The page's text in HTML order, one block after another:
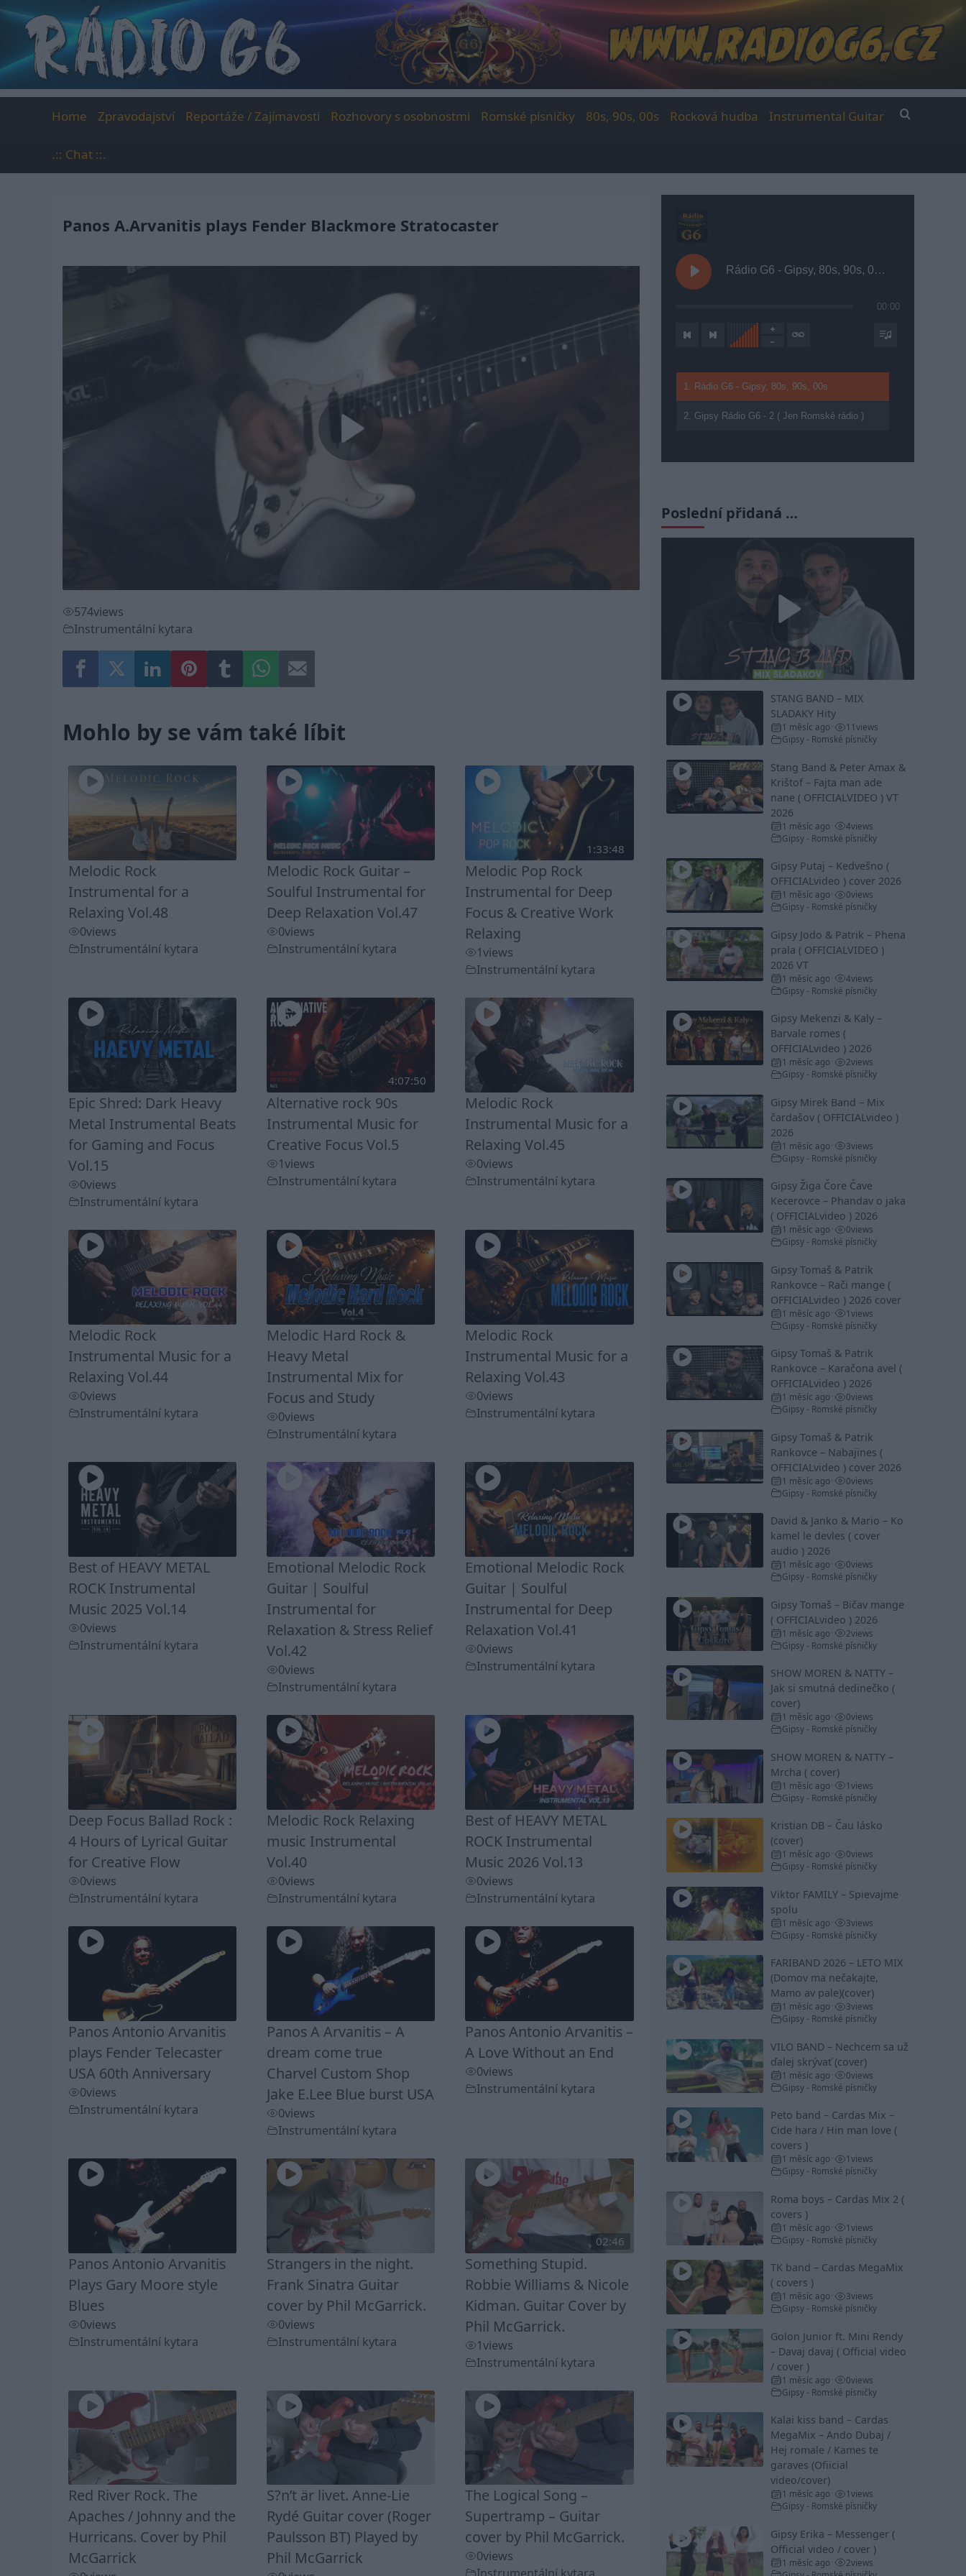
content
Home Zpravodajství Reportáže / Zajímavosti Rozhovory s osobnostmi Romské písničky 80s, 90s, 00s Rocková hudba Instrumental Guitar
.:: Chat ::.
Panos A.Arvanitis plays Fender Blackmore Stratocaster
Play
Video
574views
Instrumentální kytara
Mohlo by se vám také líbit
Melodic Rock
Instrumental for a
Relaxing Vol.48
0views
Instrumentální kytara
Melodic Rock Guitar –
Soulful Instrumental for
Deep Relaxation Vol.47
0views
Instrumentální kytara
1:33:48
Melodic Pop Rock
Instrumental for Deep
Focus & Creative Work
Relaxing
1views
Instrumentální kytara
Epic Shred: Dark Heavy
Metal Instrumental Beats
for Gaming and Focus
Vol.15
0views
Instrumentální kytara
4:07:50
Alternative rock 90s
Instrumental Music for
Creative Focus Vol.5
1views
Instrumentální kytara
Melodic Rock
Instrumental Music for a
Relaxing Vol.45
0views
Instrumentální kytara
Melodic Rock
Instrumental Music for a
Relaxing Vol.44
0views
Instrumentální kytara
Melodic Hard Rock &
Heavy Metal
Instrumental Mix for
Focus and Study
0views
Instrumentální kytara
Melodic Rock
Instrumental Music for a
Relaxing Vol.43
0views
Instrumentální kytara
Best of HEAVY METAL
ROCK Instrumental
Music 2025 Vol.14
0views
Instrumentální kytara
Emotional Melodic Rock
Guitar | Soulful
Instrumental for
Relaxation & Stress Relief
Vol.42
0views
Instrumentální kytara
Emotional Melodic Rock
Guitar | Soulful
Instrumental for Deep
Relaxation Vol.41
0views
Instrumentální kytara
Deep Focus Ballad Rock :
4 Hours of Lyrical Guitar
for Creative Flow
0views
Instrumentální kytara
Melodic Rock Relaxing
music Instrumental
Vol.40
0views
Instrumentální kytara
Best of HEAVY METAL
ROCK Instrumental
Music 2026 Vol.13
0views
Instrumentální kytara
Panos Antonio Arvanitis
plays Fender Telecaster
USA 60th Anniversary
0views
Instrumentální kytara
Panos A Arvanitis – A
dream come true
Charvel Custom Shop
Jake E.Lee Blue burst USA
0views
Instrumentální kytara
Panos Antonio Arvanitis –
A Love Without an End
0views
Instrumentální kytara
Panos Antonio Arvanitis
Plays Gary Moore style
Blues
0views
Instrumentální kytara
Strangers in the night.
Frank Sinatra Guitar
cover by Phil McGarrick.
0views
Instrumentální kytara
02:46
Something Stupid.
Robbie Williams & Nicole
Kidman. Guitar Cover by
Phil McGarrick.
1views
Instrumentální kytara
Red River Rock. The
Apaches / Johnny and the
Hurricans. Cover by Phil
McGarrick
S?n’t är livet. Anne-Lie
Rydé Guitar cover (Roger
Paulsson BT) Played by
Phil McGarrick
The Logical Song –
Supertramp – Guitar
cover by Phil McGarrick.
0views
Rádio G6 - Gipsy, 80s, 90s, 00s
00:00
1. Rádio G6 - Gipsy, 80s, 90s, 00s
2. Gipsy Rádio G6 - 2 ( Jen Romské rádio )
Poslední přidaná …
Play
Video
STANG BAND – MIX
SLADAKY Hity
1 měsíc ago 11views
Gipsy - Romské písničky
Stang Band & Peter Amax &
Krištof – Fajta man ade
nane ( OFFICIALVIDEO ) VT
2026
1 měsíc ago 4views
Gipsy - Romské písničky
Gipsy Putaj – Kedvešno (
OFFICIALvideo ) cover 2026
1 měsíc ago 0views
Gipsy - Romské písničky
Gipsy Jodo & Patrik – Phena
prala ( OFFICIALVIDEO )
2026 VT
1 měsíc ago 4views
Gipsy - Romské písničky
Gipsy Mekenzi & Kaly –
Barvale romes (
OFFICIALvideo ) 2026
1 měsíc ago 2views
Gipsy - Romské písničky
Gipsy Mirek Band – Mix
čardašov ( OFFICIALvideo )
2026
1 měsíc ago 3views
Gipsy - Romské písničky
Gipsy Žiga Čore Čave
Kecerovce – Phandav o jaka
( OFFICIALvideo ) 2026
1 měsíc ago 0views
Gipsy - Romské písničky
Gipsy Tomaš & Patrik
Rankovce – Rači mange (
OFFICIALvideo ) 2026 cover
1 měsíc ago 1views
Gipsy - Romské písničky
Gipsy Tomaš & Patrik
Rankovce – Karačona avel (
OFFICIALvideo ) 2026
1 měsíc ago 0views
Gipsy - Romské písničky
Gipsy Tomaš & Patrik
Rankovce – Nabajines (
OFFICIALvideo ) cover 2026
1 měsíc ago 0views
Gipsy - Romské písničky
David & Janko & Mario – Ko
kamel le devles ( cover
audio ) 2026
1 měsíc ago 0views
Gipsy - Romské písničky
Gipsy Tomaš – Bičav mange
( OFFICIALvideo ) 2026
1 měsíc ago 2views
Gipsy - Romské písničky
SHOW MOREN & NATTY –
Jak si smutná dedinečko (
cover)
1 měsíc ago 0views
Gipsy - Romské písničky
SHOW MOREN & NATTY –
Mrcha ( cover)
1 měsíc ago 1views
Gipsy - Romské písničky
Kristian DB – Čau lásko
(cover)
1 měsíc ago 0views
Gipsy - Romské písničky
Viktor FAMILY – Spievajme
spolu
1 měsíc ago 3views
Gipsy - Romské písničky
FARIBAND 2026 – LETO MIX
(Domov ma nečakajte,
Mamo av pale)(cover)
1 měsíc ago 3views
Gipsy - Romské písničky
VILO BAND – Nechcem sa už
ďalej skrývať (cover)
1 měsíc ago 0views
Gipsy - Romské písničky
Peto band – Cardas Mix –
Cide hara / Hin man love (
covers )
1 měsíc ago 1views
Gipsy - Romské písničky
Roma boys – Cardas Mix 2 (
covers )
1 měsíc ago 1views
Gipsy - Romské písničky
TK band – Cardas MegaMix
( covers )
1 měsíc ago 3views
Gipsy - Romské písničky
Golon Junior ft. Mini Rendy
– Davaj davaj ( Official video
/ cover )
1 měsíc ago 0views
Gipsy - Romské písničky
Kalai kiss band – Cardas
MegaMix – Ando Dubaj /
Hej romale / Kames te
garaves (Ofiicial
video/cover)
1 měsíc ago 1views
Gipsy - Romské písničky
Gipsy Erika – Messenger (
Official video / cover )
1 měsíc ago 2views